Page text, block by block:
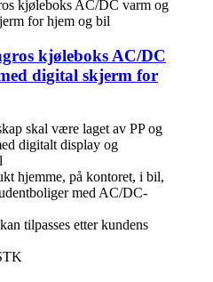
kjøleboks AC/DC
digital skjerm for
skal være laget av PP og
digitalt display og
hjemme, på kontoret, i bil,
med AC/DC-
tilpasses etter kundens